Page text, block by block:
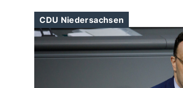
CDU Niedersachsen